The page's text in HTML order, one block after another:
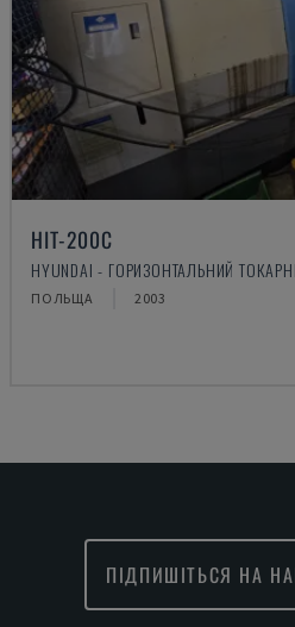
HIT-200C
HYUNDAI - ГОРИЗОНТАЛЬНИЙ
ПОЛЬЩА 2003
ПІДПИШІТЬСЯ НА